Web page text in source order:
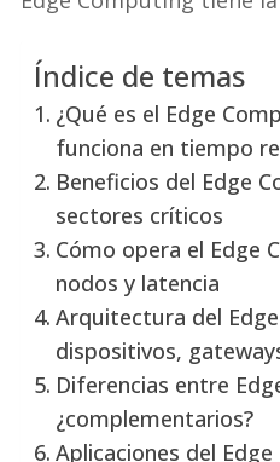
Índice de temas
¿Qué es el Edge
funciona en tiempo
Beneficios del Edge
sectores críticos
Cómo opera el Edge
nodos y latencia
Arquitectura del Edge
dispositivos,
Diferencias entre
¿complementarios?